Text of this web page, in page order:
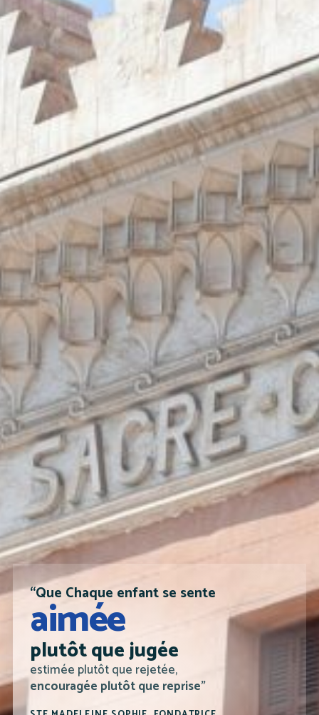
“Que Chaque enfant se sente
aimée
plutôt que jugée
estimée plutôt que rejetée,
encouragée plutôt que reprise”